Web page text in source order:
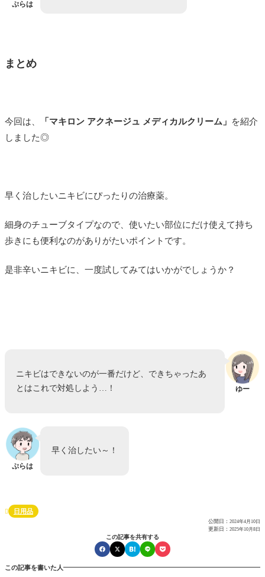
ぷらは
まとめ
今回は、 「マキロン アクネージュ メディカルクリーム」
を紹介
しました◎
早く治したいニキビにぴったりの治療薬。
細身のチューブタイプなので、使いたい部位にだけ使えて持ち
歩きにも便利なのがありがたいポイントです。
是非辛いニキビに、一度試してみてはいかがでしょうか？
ゆー
ニキビはできないのが一番だけど、できちゃったあ
とはこれで対処しよう…！
ぷらは
早く治したい～！
 日用品
公開日： 2024年4月10日
更新日： 2025年10月8日
この記事を共有する
この記事を書いた人